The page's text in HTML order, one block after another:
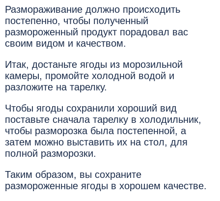
Размораживание должно происходить
постепенно, чтобы полученный
размороженный продукт порадовал вас
своим видом и качеством.
Итак, достаньте ягоды из морозильной
камеры, промойте холодной водой и
разложите на тарелку.
Чтобы ягоды сохранили хороший вид
поставьте сначала тарелку в холодильник,
чтобы разморозка была постепенной, а
затем можно выставить их на стол, для
полной разморозки.
Таким образом, вы сохраните
размороженные ягоды в хорошем качестве.